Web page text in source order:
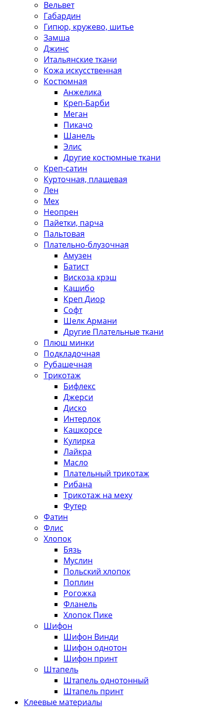
Вельвет
Габардин
Гипюр, кружево, шитье
Замша
Джинс
Итальянские ткани
Кожа искусственная
Костюмная
Анжелика
Креп-Барби
Меган
Пикачо
Шанель
Элис
Другие костюмные ткани
Креп-сатин
Курточная, плащевая
Лен
Мех
Неопрен
Пайетки, парча
Пальтовая
Плательно-блузочная
Амузен
Батист
Вискоза крэш
Кашибо
Креп Диор
Софт
Шелк Армани
Другие Плательные ткани
Плюш минки
Подкладочная
Рубашечная
Трикотаж
Бифлекс
Джерси
Диско
Интерлок
Кашкорсе
Кулирка
Лайкра
Масло
Плательный трикотаж
Рибана
Трикотаж на меху
Футер
Фатин
Флис
Хлопок
Бязь
Муслин
Польский хлопок
Поплин
Рогожка
Фланель
Хлопок Пике
Шифон
Шифон Винди
Шифон однотон
Шифон принт
Штапель
Штапель однотонный
Штапель принт
Клеевые материалы